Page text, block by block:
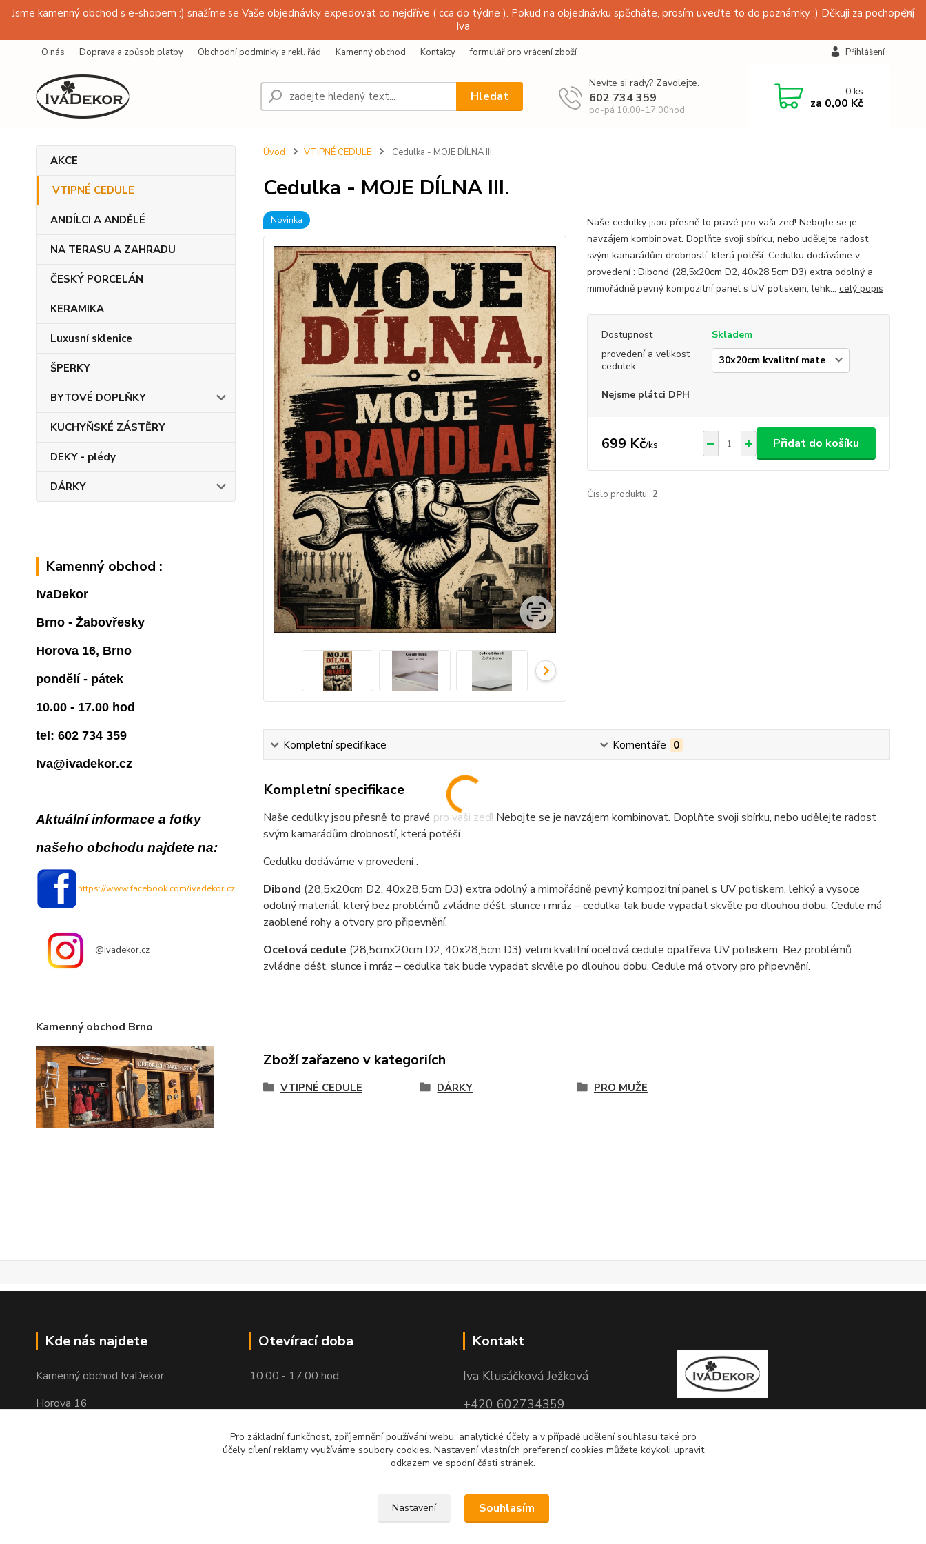
Jsme kamenný obchod s e-shopem :) snažíme se Vaše objednávky expedovat co nejdříve ( cca do týdne ). Pokud na objednávku spěcháte, prosím uveďte to do poznámky :) Děkuji za pochopení
Iva
O nás Doprava a způsob platby Obchodní podmínky a rekl. řád Kamenný obchod Kontakty formulář pro vrácení zboží Přihlášení
Hledat
Nevíte si rady? Zavolejte.
602 734 359
po-pá 10.00-17.00hod
0ks
za 0,00 Kč
AKCE
VTIPNÉ CEDULE
ANDÍLCI A ANDĚLÉ
NA TERASU A ZAHRADU
ČESKÝ PORCELÁN
KERAMIKA
Luxusní sklenice
ŠPERKY
BYTOVÉ DOPLŇKY
KUCHYŇSKÉ ZÁSTĚRY
DEKY - plédy
DÁRKY
Kamenný obchod :
IvaDekor
Brno - Žabovřesky
Horova 16, Brno
pondělí - pátek
10.00 - 17.00 hod
tel: 602 734 359
Iva@ivadekor.cz
Aktuální informace a fotky
našeho obchodu najdete na:
https://www.facebook.com/ivadekor.cz
@ivadekor.cz
Kamenný obchod Brno
Úvod VTIPNÉ CEDULE Cedulka - MOJE DÍLNA III.
Cedulka - MOJE DÍLNA III.
Novinka
Naše cedulky jsou přesně to pravé pro vaši zeď! Nebojte se je
navzájem kombinovat. Doplňte svoji sbírku, nebo udělejte radost
svým kamarádům drobností, která potěší. Cedulku dodáváme v
provedení : Dibond (28,5x20cm D2, 40x28,5cm D3) extra odolný a
mimořádně pevný kompozitní panel s UV potiskem, lehk... celý popis
Dostupnost
Skladem
provedení a velikost
cedulek
Nejsme plátci DPH
699 Kč/ks Přidat do košíku
Číslo produktu: 2
Kompletní specifikace Komentáře 0
Kompletní specifikace
Naše cedulky jsou přesně to pravé pro vaši zeď! Nebojte se je navzájem kombinovat. Doplňte svoji sbírku, nebo udělejte radost
svým kamarádům drobností, která potěší.
Cedulku dodáváme v provedení :
Dibond (28,5x20cm D2, 40x28,5cm D3) extra odolný a mimořádně pevný kompozitní panel s UV potiskem, lehký a vysoce
odolný materiál, který bez problémů zvládne déšť, slunce i mráz – cedulka tak bude vypadat skvěle po dlouhou dobu. Cedule má
zaoblené rohy a otvory pro připevnění.
Ocelová cedule (28,5cmx20cm D2, 40x28,5cm D3) velmi kvalitní ocelová cedule opatřeva UV potiskem. Bez problémů
zvládne déšť, slunce i mráz – cedulka tak bude vypadat skvěle po dlouhou dobu. Cedule má otvory pro připevnění.
Zboží zařazeno v kategoriích
VTIPNÉ CEDULE DÁRKY PRO MUŽE
Kde nás najdete
Kamenný obchod IvaDekor
Horova 16
Otevírací doba
10.00 - 17.00 hod
Kontakt
Iva Klusáčková Ježková
+420 602734359
(po-pá 10.00-17.00hod)
iva@ivadekor.cz
Pro základní funkčnost, zpříjemnění používání webu, analytické účely a v případě udělení souhlasu také pro
účely cílení reklamy využíváme soubory cookies. Nastavení vlastních preferencí cookies můžete kdykoli upravit
odkazem ve spodní části stránek.
Nastavení Souhlasím